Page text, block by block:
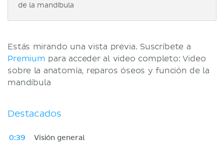
de la mandíbula
Estás mirando una vista previa. Suscríbete a
Premium para acceder al video completo: Video
sobre la anatomía, reparos óseos y función de la
mandíbula
Destacados
0:39
Visión general